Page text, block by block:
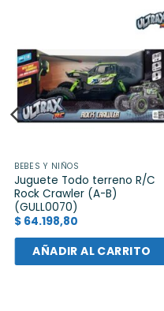
BEBÉS Y NIÑOS
Juguete Todo terreno R/C
Rock Crawler (A-B)
(GULL0070)
$ 64.198,80
AÑADIR AL CARRITO